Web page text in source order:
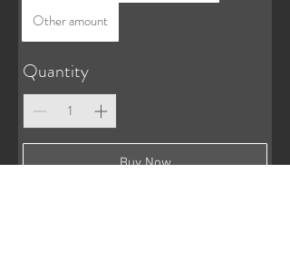
Other amount
Quantity
Buy Now